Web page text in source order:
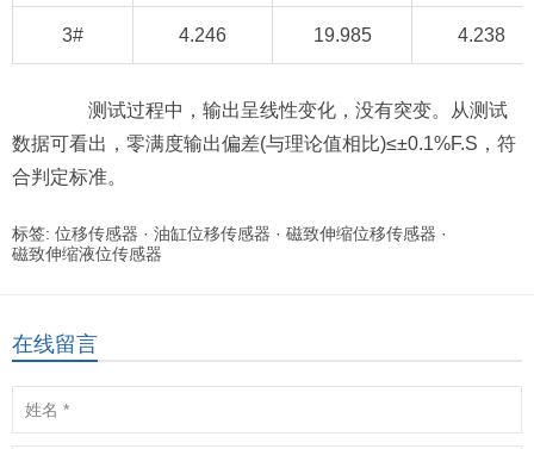
3# 4.246 19.985 4.238
测试过程中，输出呈线性变化，没有突变。从测试
数据可看出，零满度输出偏差(与理论值相比)≤±0.1%F.S，符
合判定标准。
标签: 位移传感器 · 油缸位移传感器 · 磁致伸缩位移传感器 ·
磁致伸缩液位传感器
在线留言